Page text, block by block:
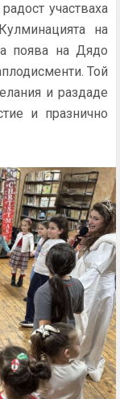
участваха
на
поява на Дядо
Той
и раздаде
и празнично